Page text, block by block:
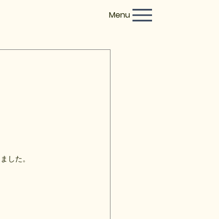
Menu
した。